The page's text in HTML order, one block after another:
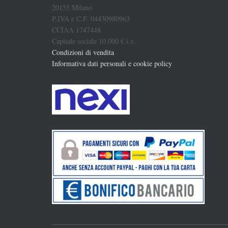
20155 Milano
P.IVA e C.F. 04430980963
CCIAA 1747448
Capitale sociale 10.000 € i.v.
Condizioni di vendita
Informativa dati personali e cookie policy